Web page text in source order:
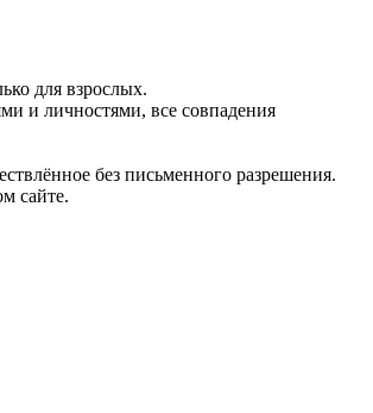
для взрослых.
и личностями, все совпадения
без письменного разрешения.
сайте.